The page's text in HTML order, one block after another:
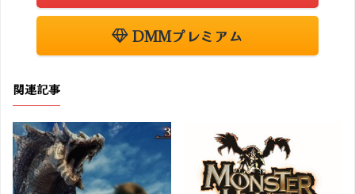
DMMプレミアム
関連記事